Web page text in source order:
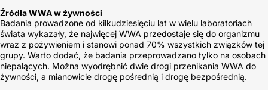
Źródła WWA w żywności
Badania prowadzone od kilkudziesięciu lat w wielu laboratoriach
świata wykazały, że najwięcej WWA przedostaje się do organizmu
wraz z pożywieniem i stanowi ponad 70% wszystkich związków tej
grupy. Warto dodać, że badania przeprowadzano tylko na osobach
niepalących. Można wyodrębnić dwie drogi przenikania WWA do
żywności, a mianowicie drogę pośrednią i drogę bezpośrednią.